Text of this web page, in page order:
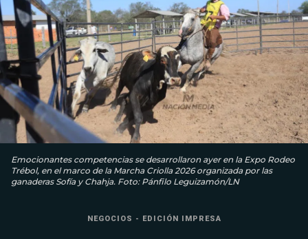
Emocionantes competencias se desarrollaron ayer en la Expo Rodeo
Trébol, en el marco de la Marcha Criolla 2026 organizada por las
ganaderas Sofía y Chahja. Foto: Pánfilo Leguizamón/LN
NEGOCIOS - EDICIÓN IMPRESA